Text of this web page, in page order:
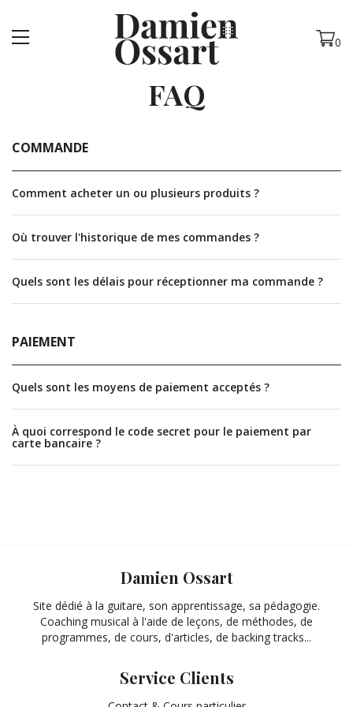
MENU 0
FAQ
COMMANDE
Comment acheter un ou plusieurs produits ?
Où trouver l'historique de mes commandes ?
Quels sont les délais pour réceptionner ma commande ?
PAIEMENT
Quels sont les moyens de paiement acceptés ?
À quoi correspond le code secret pour le paiement par
carte bancaire ?
Damien Ossart
Site dédié à la guitare, son apprentissage, sa pédagogie.
Coaching musical à l'aide de leçons, de méthodes, de
programmes, de cours, d'articles, de backing tracks...
Service Clients